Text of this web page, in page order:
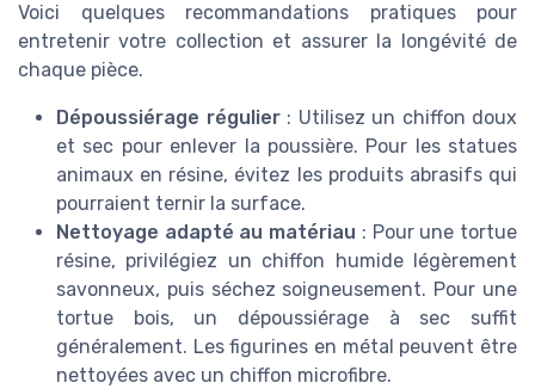
Voici quelques recommandations pratiques pour
entretenir votre collection et assurer la longévité de
chaque pièce.
Dépoussiérage régulier: Utilisez un chiffon doux
et sec pour enlever la poussière. Pour les statues
animaux en résine, évitez les produits abrasifs qui
pourraient ternir la surface.
Nettoyage adapté au matériau : Pour une tortue
résine, privilégiez un chiffon humide légèrement
savonneux, puis séchez soigneusement. Pour une
tortue bois, un dépoussiérage à sec suffit
généralement. Les figurines en métal peuvent être
nettoyées avec un chiffon microfibre.